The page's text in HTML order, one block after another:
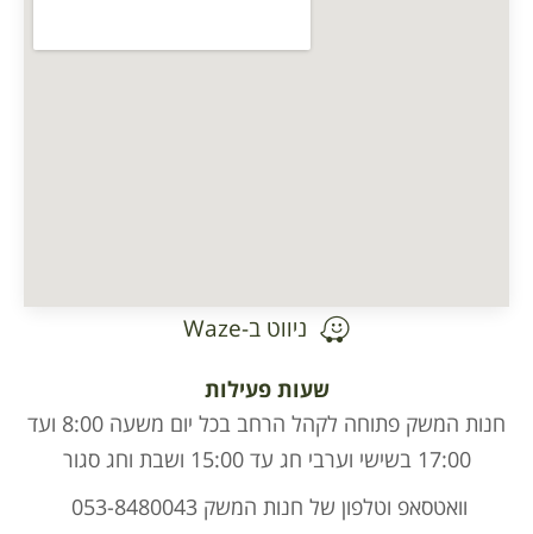
ניווט ב-Waze
שעות פעילות
חנות המשק פתוחה לקהל הרחב בכל יום משעה 8:00 ועד
17:00 בשישי וערבי חג עד 15:00 ושבת וחג סגור
וואטסאפ וטלפון של חנות המשק 053-8480043